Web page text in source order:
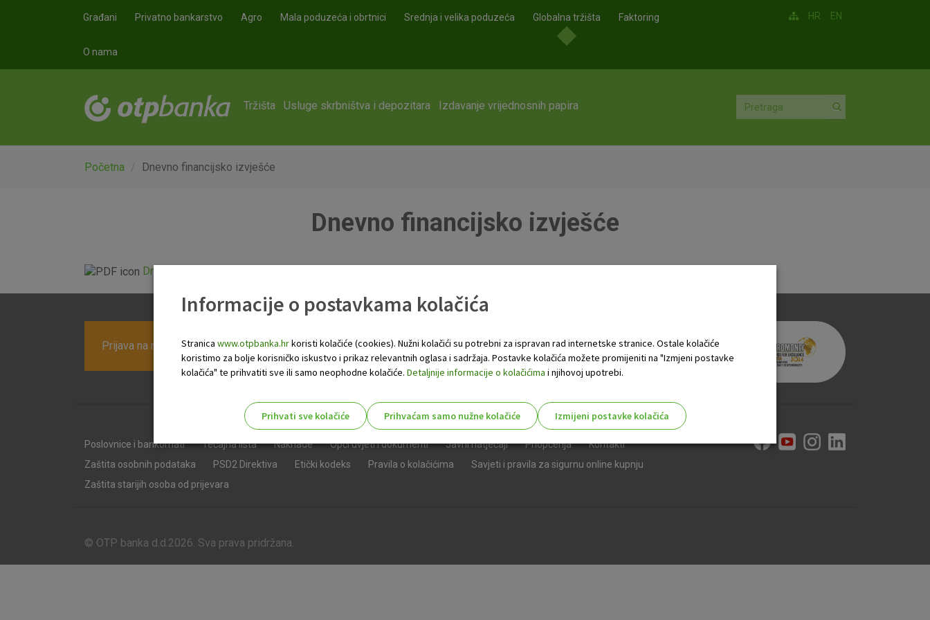
Građani Privatno bankarstvo Agro Mala poduzeća i obrtnici Srednja i velika poduzeća Globalna tržišta Faktoring
O nama
HR EN
Tržišta Usluge skrbništva i depozitara Izdavanje vrijednosnih papira
Početna Dnevno financijsko izvješće
Dnevno financijsko izvješće
Dnevno financijsko izvješće.pdf
Prijava na newsletter OTP banke
Poslovnice i bankomati Tečajna lista Naknade Opći uvjeti i dokumenti Javni natječaji Priopćenja
Kontakti
Zaštita osobnih podataka
PSD2 Direktiva Etički kodeks Pravila o kolačićima
Savjeti i pravila za sigurnu online kupnju
Zaštita starijih osoba od prijevara
© OTP banka d.d.2026. Sva prava pridržana.
Informacije o postavkama kolačića
Stranica www.otpbanka.hrkoristi kolačiće (cookies). Nužni kolačići su potrebni za ispravan rad internetske stranice. Ostale kolačiće
koristimo za bolje korisničko iskustvo i prikaz relevantnih oglasa i sadržaja. Postavke kolačića možete promijeniti na "Izmjeni postavke
kolačića" te prihvatiti sve ili samo neophodne kolačiće. Detaljnije informacije o kolačićima i njihovoj upotrebi.
Prihvati sve kolačiće Prihvaćam samo nužne kolačiće
Izmijeni postavke kolačića